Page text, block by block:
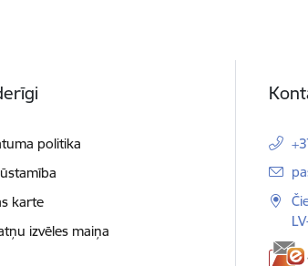
politika
karte
izvēles maiņa